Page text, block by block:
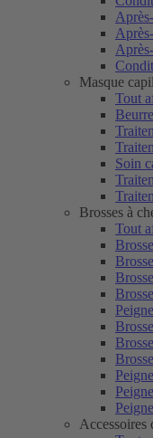
Masque
Tout
Soin
Brosses à
Tout
Accessoires